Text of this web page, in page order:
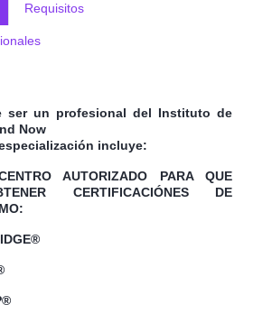
Requisitos
ser un profesional del Instituto de
Now
incluye:
AUTORIZADO PARA QUE
CERTIFICACIÓNES DE